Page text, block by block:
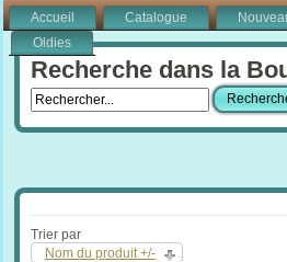
Accueil Catalogue
Oldies
Recherche dans la
Trier par
Nom du produit +/-